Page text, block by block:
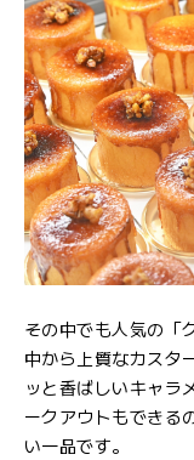
その中でも人気の「
中から上質なカスタ
ッと香ばしいキャラ
ークアウトもできる
い一品です。